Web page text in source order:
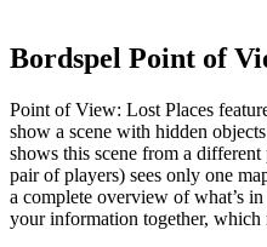
Bordspel Point of
Point of View: Lost Places
show a scene with hidden
shows this scene from a
pair of players) sees only one
a complete overview of what’s
your information together, which